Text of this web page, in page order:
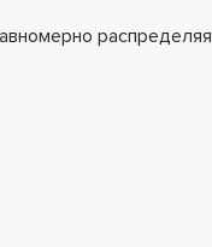
распределяя